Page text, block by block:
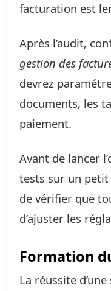
facturation est
Après l’audit,
gestion des
devrez
documents, les
paiement.
Avant de lancer
tests sur un
de vérifier que
d’ajuster les
Formation
La réussite